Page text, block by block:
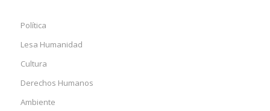
Política
Lesa Humanidad
Cultura
Derechos Humanos
Ambiente